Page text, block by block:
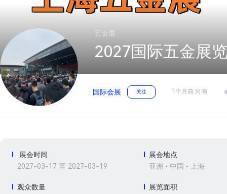
五金展
2027国际五金展
国际会展 关注 1个月前 河南
展会时间
2027-03-17 至 2027-03-19
展会地点
亚洲 • 中国 • 上海
观众数量 展览面积